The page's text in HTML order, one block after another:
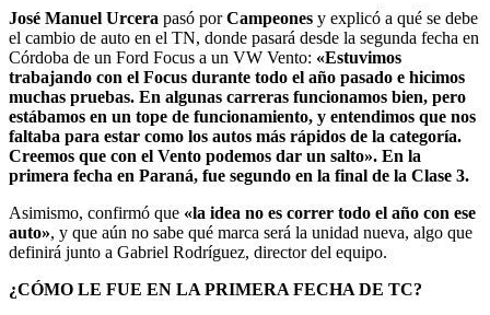
José Manuel Urcera pasó porCampeones y explicó a qué se debe
el cambio de auto en el TN, donde pasará desde la segunda fecha en
Córdoba de un Ford Focus a un VW Vento: «Estuvimos
trabajando con el Focus durante todo el año pasado e hicimos
muchas pruebas. En algunas carreras funcionamos bien, pero
estábamos en un tope de funcionamiento, y entendimos que nos
faltaba para estar como los autos más rápidos de la categoría.
Creemos que con el Vento podemos dar un salto». En la
primera fecha en Paraná, fue segundo en la final de la Clase 3.
Asimismo, confirmó que «la idea no es correr todo el año con ese
auto», y que aún no sabe qué marca será la unidad nueva, algo que
definirá junto a Gabriel Rodríguez, director del equipo.
¿CÓMO LE FUE EN LA PRIMERA FECHA DE TC?